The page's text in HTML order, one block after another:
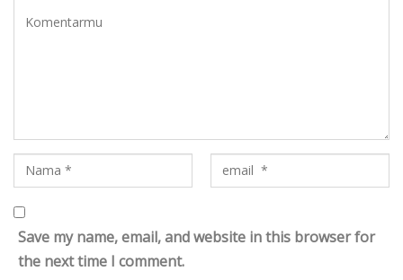
Save my name, email, and website in this browser for
the next time I comment.